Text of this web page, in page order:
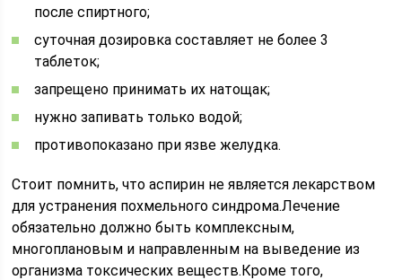
после спиртного;
суточная дозировка составляет не более 3
таблеток;
запрещено принимать их натощак;
нужно запивать только водой;
противопоказано при язве желудка.
Стоит помнить, что аспирин не является лекарством
для устранения похмельного синдрома.Лечение
обязательно должно быть комплексным,
многоплановым и направленным на выведение из
организма токсических веществ.Кроме того,